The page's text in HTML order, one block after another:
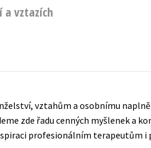
- naučná pro dospělé
zahrada
Zahraniční
Zdraví a
a vztazích
vztahům a osob­nímu
zde řadu cenných myšlenek a
profesionálním terapeutům i